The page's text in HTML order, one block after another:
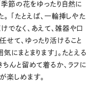
季節の花をゆったり自然に
「たとえば、一輪挿しやた
でなく、あえて、雑器や口
て、ゆったり活けること
にまとまります」。たとえる
ちんと留めて着るか、ラフに
楽しめます。